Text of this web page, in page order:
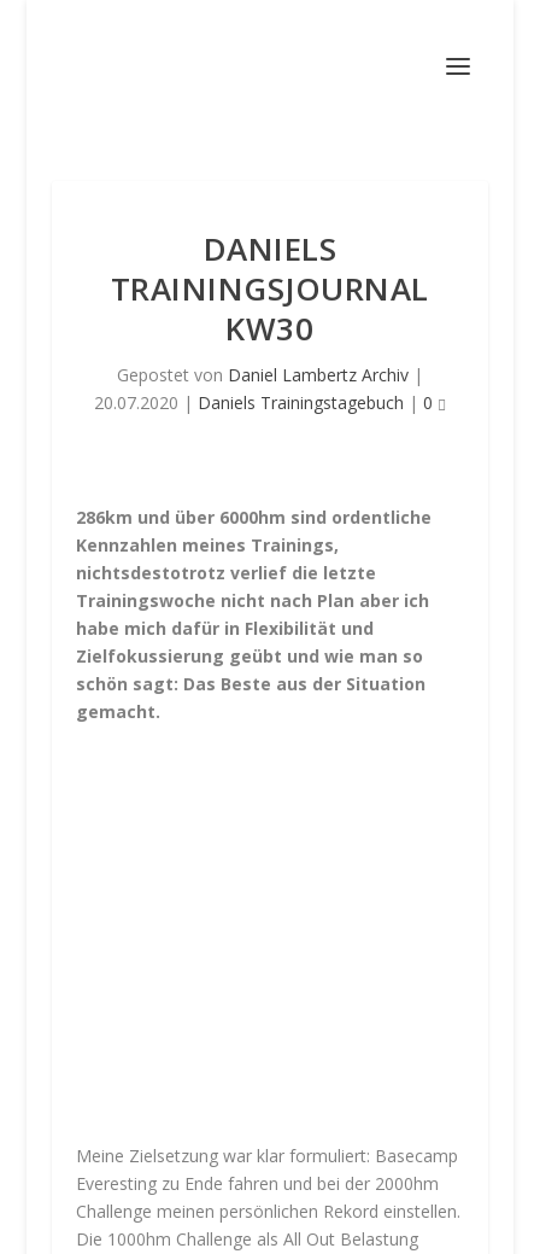
DANIELS
TRAININGSJOURNAL
KW30
Gepostet von Daniel Lambertz Archiv|
20.07.2020 | Daniels Trainingstagebuch | 0
286km und über 6000hm sind ordentliche
Kennzahlen meines Trainings,
nichtsdestotrotz verlief die letzte
Trainingswoche nicht nach Plan aber ich
habe mich dafür in Flexibilität und
Zielfokussierung geübt und wie man so
schön sagt: Das Beste aus der Situation
gemacht.
Meine Zielsetzung war klar formuliert: Basecamp
Everesting zu Ende fahren und bei der 2000hm
Challenge meinen persönlichen Rekord einstellen.
Die 1000hm Challenge als All Out Belastung